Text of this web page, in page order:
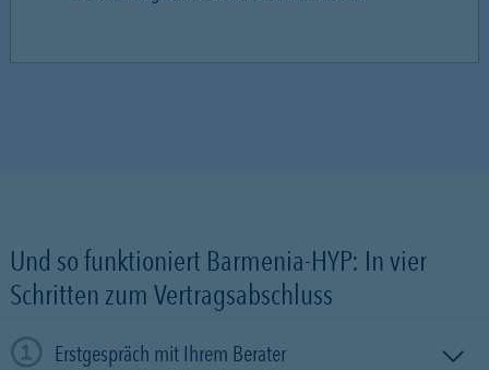
Und so funktioniert Barmenia-HYP: In vier
Schritten zum Vertragsabschluss
Erstgespräch mit Ihrem Berater